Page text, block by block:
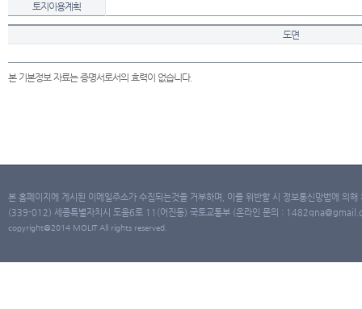
토지이용계획
도면
본 기본정보 자료는 증명서로서의 효력이 없습니다.
본 홈페이지에 게시된 이메일주소가 수집되는것을 거부하며, 이를 위반할 시 정보통신망법에 의
(339-012) 세종특별자치시 도움6로 11(어진동) 국토교통부 (온라인 문의 :
copyright@2014 MOLIT All rights reserved.